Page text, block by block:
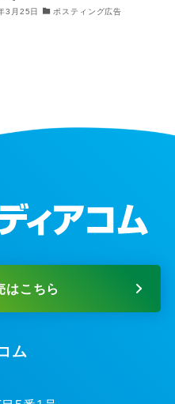
3月25日 ポスティング広告
はこちら
ム